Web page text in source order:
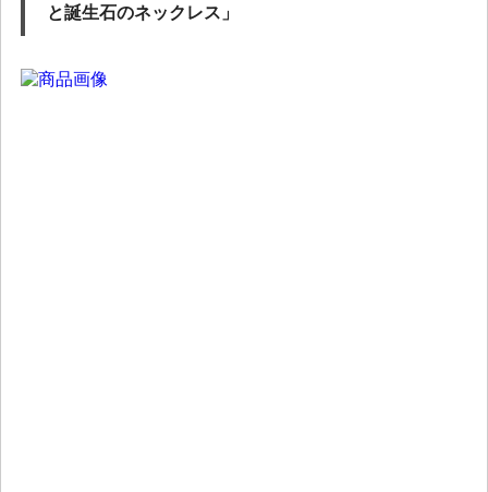
と誕生石のネックレス」